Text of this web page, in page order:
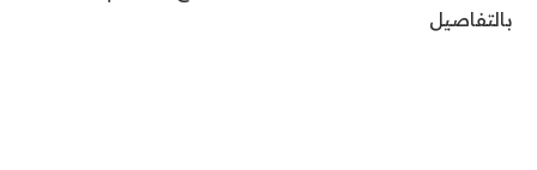
بالتفاصيل